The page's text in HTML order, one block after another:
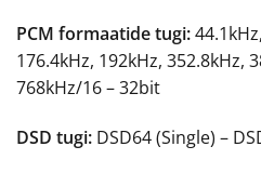
PCM formaatide tugi:
176.4kHz, 192kHz, 352.8kHz,
768kHz/16 – 32bit
DSD tugi: DSD64 (Single) –